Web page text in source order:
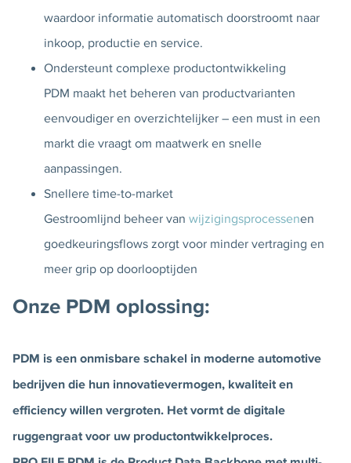
waardoor informatie automatisch doorstroomt naar
inkoop, productie en service.
Ondersteunt complexe productontwikkeling
PDM maakt het beheren van productvarianten
eenvoudiger en overzichtelijker – een must in een
markt die vraagt om maatwerk en snelle
aanpassingen.
Snellere time-to-market
Gestroomlijnd beheer van wijzigingsprocessenen
goedkeuringsflows zorgt voor minder vertraging en
meer grip op doorlooptijden
Onze PDM oplossing:
PDM is een onmisbare schakel in moderne automotive
bedrijven die hun innovatievermogen, kwaliteit en
efficiency willen vergroten. Het vormt de digitale
ruggengraat voor uw productontwikkelproces.